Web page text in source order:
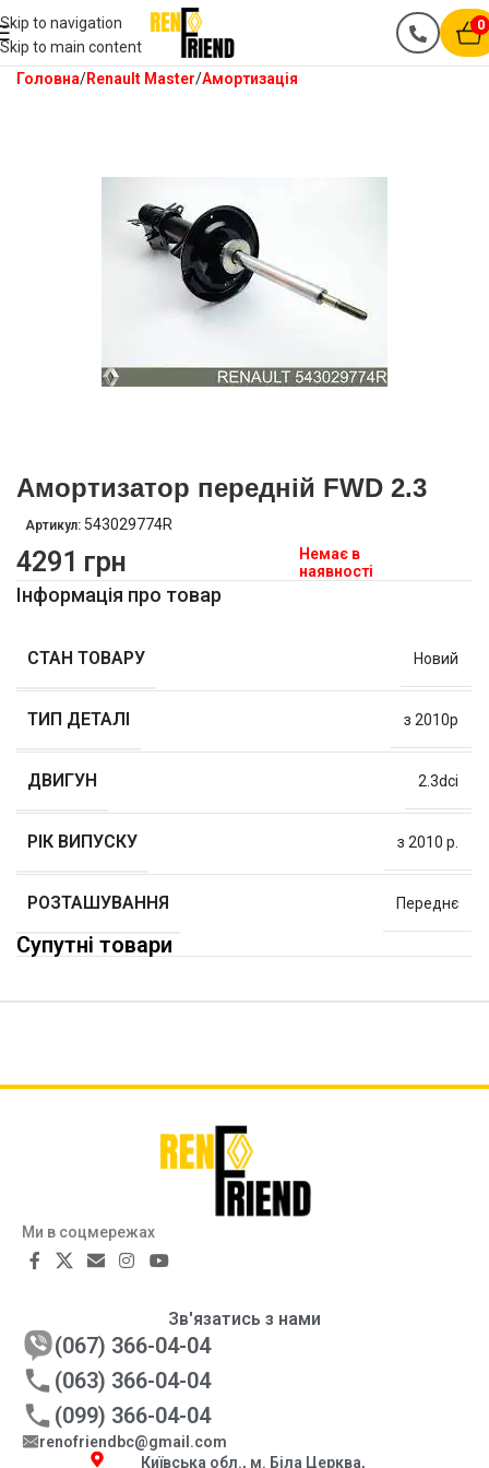
Skip to navigation
Skip to main content
0
Головна Renault Master Амортизація
Амортизатор передній FWD 2.3
Артикул: 543029774R
4291 грн
Немає в
наявності
Інформація про товар
СТАН ТОВАРУ Новий
ТИП ДЕТАЛІ з 2010р
ДВИГУН 2.3dci
РІК ВИПУСКУ з 2010 р.
РОЗТАШУВАННЯ Переднє
Супутні товари
Ми в соцмережах
Зв'язатись з нами
(067) 366-04-04
(063) 366-04-04
(099) 366-04-04
renofriendbc@gmail.com
Київська обл., м. Біла Церква,